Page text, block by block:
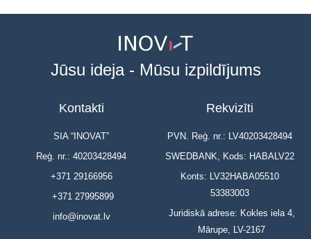
Jūsu ideja - Mūsu izpildījums
Kontakti
SIA “INOVAT”
Reģ. nr.: 40203428494
+371 29166956
+371 27995899
info@inovat.lv
Rekvizīti
PVN. Reģ. nr.: LV40203428494
SWEDBANK, Kods: HABALV22
Konts: LV32HABA05510
53383003
Juridiskā adrese: Kokles iela 4,
Mārupe, LV-2167